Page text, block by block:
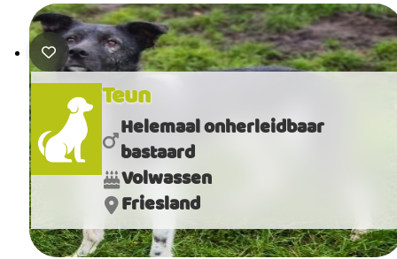
Teun
Helemaal onherleidbaar
bastaard
Volwassen
Friesland